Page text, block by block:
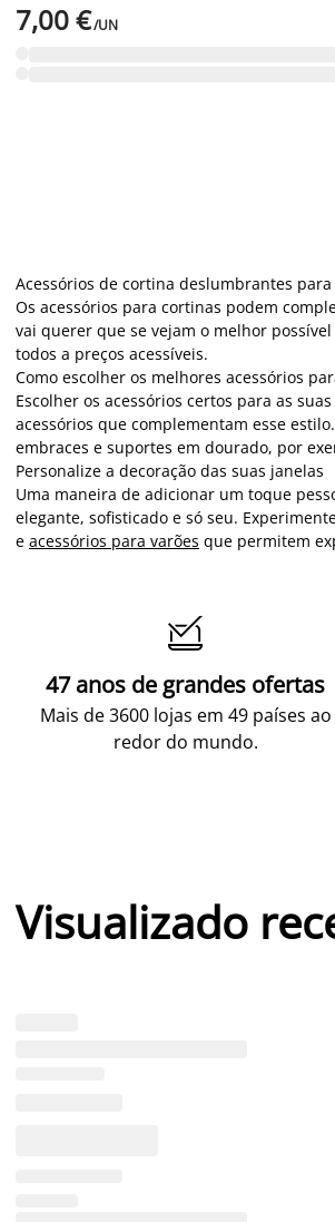
7,00 €/UN
Acessórios de cortina deslumbrantes
Os acessórios para cortinas podem
vai querer que se vejam o melhor
todos a preços acessíveis.
Como escolher os melhores acessórios
Escolher os acessórios certos para as
acessórios que complementam esse
embraces e suportes em dourado, por
Personalize a decoração das suas janelas
Uma maneira de adicionar um toque
elegante, sofisticado e só seu.
e acessórios para varões que permitem

47 anos de grandes ofertas
Mais de 3600 lojas em 49 países ao
redor do mundo.
Visualizado